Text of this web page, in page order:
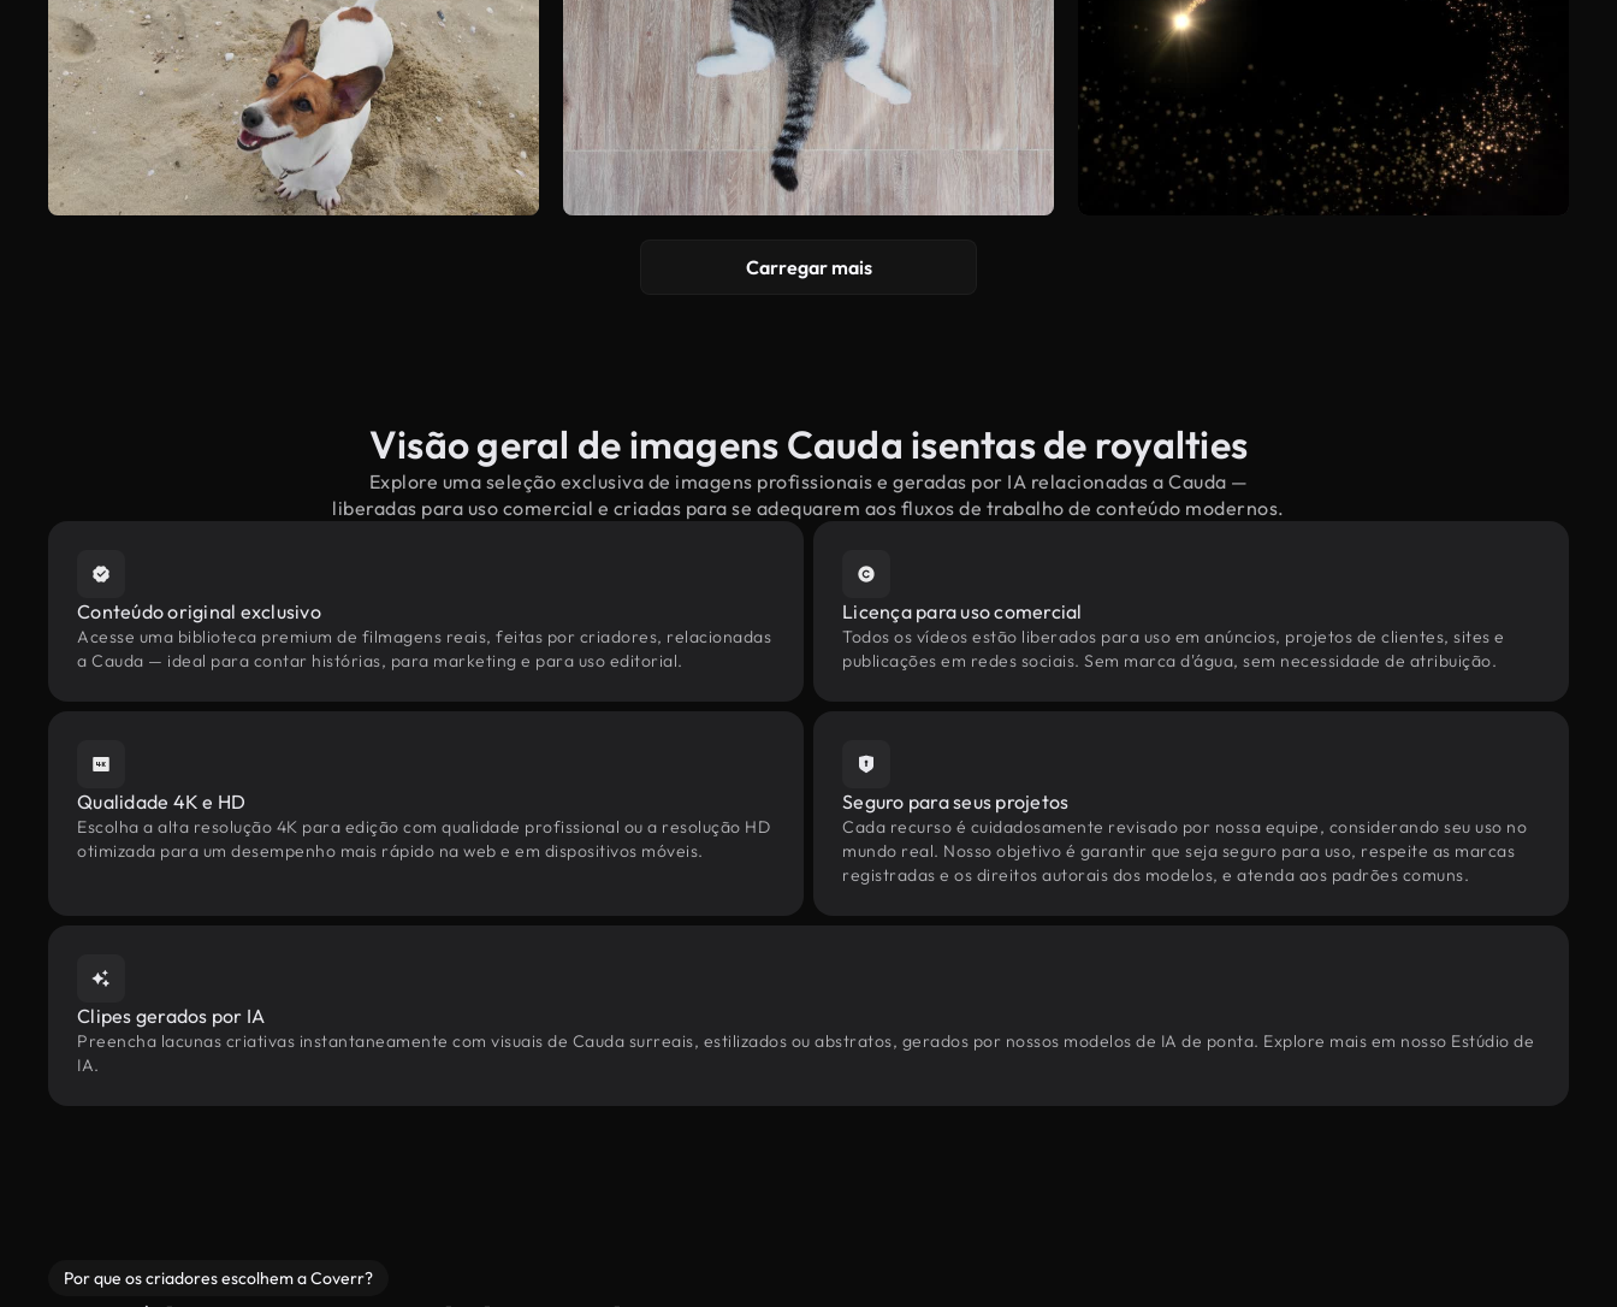
Carregar mais
Visão geral de imagens Cauda isentas de royalties
Explore uma seleção exclusiva de imagens profissionais e geradas por IA relacionadas a Cauda —
liberadas para uso comercial e criadas para se adequarem aos fluxos de trabalho de conteúdo modernos.
Conteúdo original exclusivo
Acesse uma biblioteca premium de filmagens reais, feitas por criadores, relacionadas
a Cauda — ideal para contar histórias, para marketing e para uso editorial.
Licença para uso comercial
Todos os vídeos estão liberados para uso em anúncios, projetos de clientes, sites e
publicações em redes sociais. Sem marca d'água, sem necessidade de atribuição.
Qualidade 4K e HD
Escolha a alta resolução 4K para edição com qualidade profissional ou a resolução HD
otimizada para um desempenho mais rápido na web e em dispositivos móveis.
Seguro para seus projetos
Cada recurso é cuidadosamente revisado por nossa equipe, considerando seu uso no
mundo real. Nosso objetivo é garantir que seja seguro para uso, respeite as marcas
registradas e os direitos autorais dos modelos, e atenda aos padrões comuns.
Clipes gerados por IA
Preencha lacunas criativas instantaneamente com visuais de Cauda surreais, estilizados ou abstratos, gerados por nossos modelos de IA de ponta. Explore mais em nosso Estúdio de
IA.
Por que os criadores escolhem a Coverr?